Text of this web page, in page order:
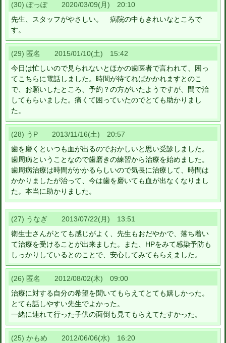
(30) ぽっぽ 2020/03/09(月) 20:10
先生、スタッフがやさしい。 病院の中もきれいなところで
す。
(29) 匿名 2015/01/10(土) 15:42
今日は忙しいので見られないとほかの歯医者で言われて、困っ
てこちらに電話しました。時間が待てればかかれますとのこ
で、お願いしたところ、予約？の方がいたようですが、間で治
してもらいました。痛くて困っていたのでとても助かりまし
た。
(28) うP 2013/11/16(土) 20:57
歯を磨くといつも血が出るのでおかしいと思い受診しました。
歯周病ということなので歯磨きの練習から治療を始めました。
歯周病治療は時間がかかるらしいので気長に治療して、時間は
かかりましたが治って、今は歯を磨いても血が出なくなりまし
た。本当に助かりました。
(27) うなぎ 2013/07/22(月) 13:51
衛生士さんがとても感じがよく、先生もおだやかで、落ち着い
て治療を受けることが出来ました。また、HPをみて感染予防も
しっかりしているとのことで、安心してみてもらえました。
(26) 匿名 2012/08/02(木) 09:00
治療に対する自分の希望を聞いてもらえてとても嬉しかった。
とても話しやすい先生でよかった。
一緒に連れて行った子供の面倒も見てもらえてたすかった。
(25) かもめ 2012/06/06(水) 16:20